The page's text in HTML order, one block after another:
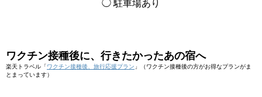
◯ 駐車場あり
ワクチン接種後に、行きたかったあの宿へ
楽天トラベル「ワクチン接種後、旅行応援プラン 」（ワクチン接種後の方がお得なプランがま
とまっています）